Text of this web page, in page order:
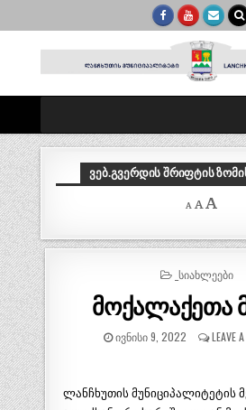
ᲕᲔᲑ.ᲒᲕᲔᲠᲓᲘᲡ ᲨᲠᲘᲤᲢᲘᲡ
A
Decrease
font
A Reset
A
POSTED
_ᲡᲘᲐᲮᲚᲔᲔᲑᲘ
მოქალაქეთა
ᲘᲕᲜᲘᲡᲘ 9, 2022 LEAVE
ლანჩხუთის მუნიციპალიტეტის